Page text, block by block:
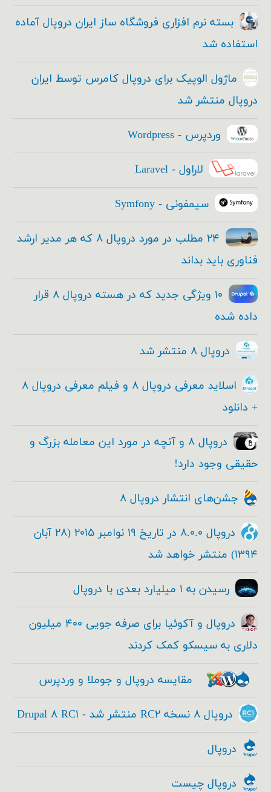
بسته نرم افزاری فروشگاه ساز ایران دروپال آماده
استفاده شد
ماژول الوپیک برای دروپال کامرس توسط ایران
دروپال منتشر شد
وردپرس - Wordpress
لاراول - Laravel
سیمفونی - Symfony
۲۴ مطلب در مورد دروپال ۸ که هر مدیر ارشد
فناوری باید بداند
۱۰ ویژگی جدید که در هسته دروپال ۸ قرار
داده شده
دروپال ۸ منتشر شد
اسلاید معرفی دروپال ۸ و فیلم معرفی دروپال ۸
+ دانلود
دروپال ۸ و آنچه در مورد این معامله بزرگ و
حقیقی وجود دارد!
جشن‌های انتشار دروپال ۸
دروپال ۸.۰.۰ در تاریخ ۱۹ نوامبر ۲۰۱۵ (۲۸ آبان
۱۳۹۴) منتشر خواهد شد
رسیدن به ۱ میلیارد بعدی با دروپال
دروپال و آکوئیا برای صرفه جویی ۴۰۰ میلیون
دلاری به سیسکو کمک کردند
مقایسه دروپال و جوملا و وردپرس
دروپال ۸ نسخه RC۲ منتشر شد - Drupal ۸ RC۱
دروپال
دروپال چیست